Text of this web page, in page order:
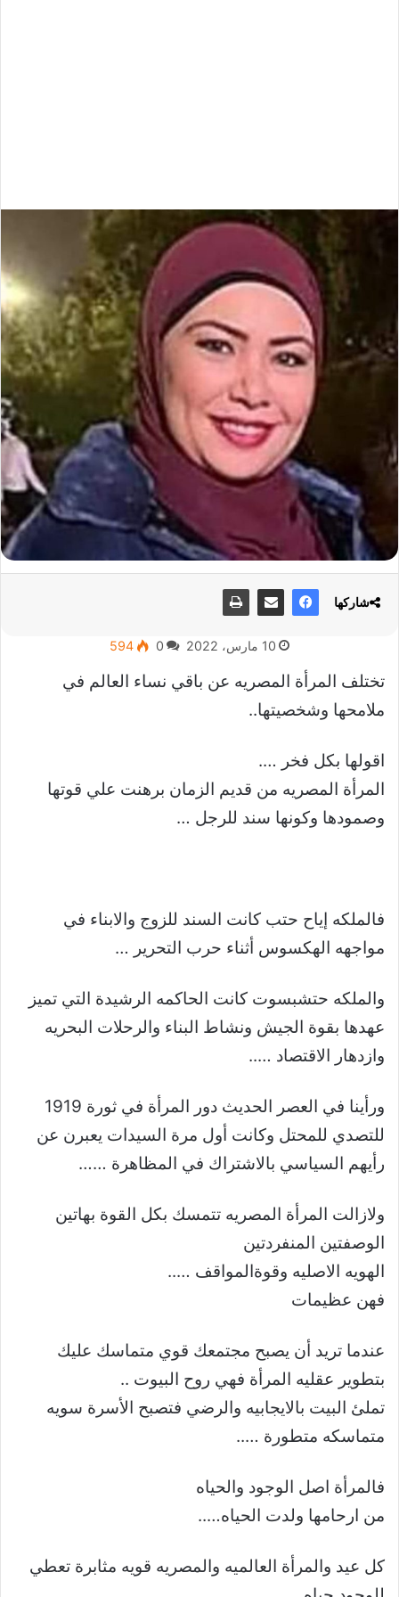
10 مارس، 2022 0
594
تختلف المرأة المصريه عن باقي نساء العالم في
ملامحها وشخصيتها..
اقولها بكل فخر ….
المرأة المصريه من قديم الزمان برهنت علي قوتها
وصمودها وكونها سند للرجل …
فالملكه إياح حتب كانت السند للزوج والابناء في
مواجهه الهكسوس أثناء حرب التحرير …
والملكه حتشبسوت كانت الحاكمه الرشيدة التي تميز
عهدها بقوة الجيش ونشاط البناء والرحلات البحريه
وازدهار الاقتصاد …..
ورأينا في العصر الحديث دور المرأة في ثورة 1919
للتصدي للمحتل وكانت أول مرة السيدات يعبرن عن
رأيهم السياسي بالاشتراك في المظاهرة ……
ولازالت المرأة المصريه تتمسك بكل القوة بهاتين
الوصفتين المنفردتين
الهويه الاصليه وقوةالمواقف …..
فهن عظيمات
عندما تريد أن يصبح مجتمعك قوي متماسك عليك
بتطوير عقليه المرأة فهي روح البيوت ..
تملئ البيت بالايجابيه والرضي فتصبح الأسرة سويه
متماسكه متطورة …..
فالمرأة اصل الوجود والحياه
من ارحامها ولدت الحياه…..
كل عيد والمرأة العالميه والمصريه قويه مثابرة تعطي
شاركها